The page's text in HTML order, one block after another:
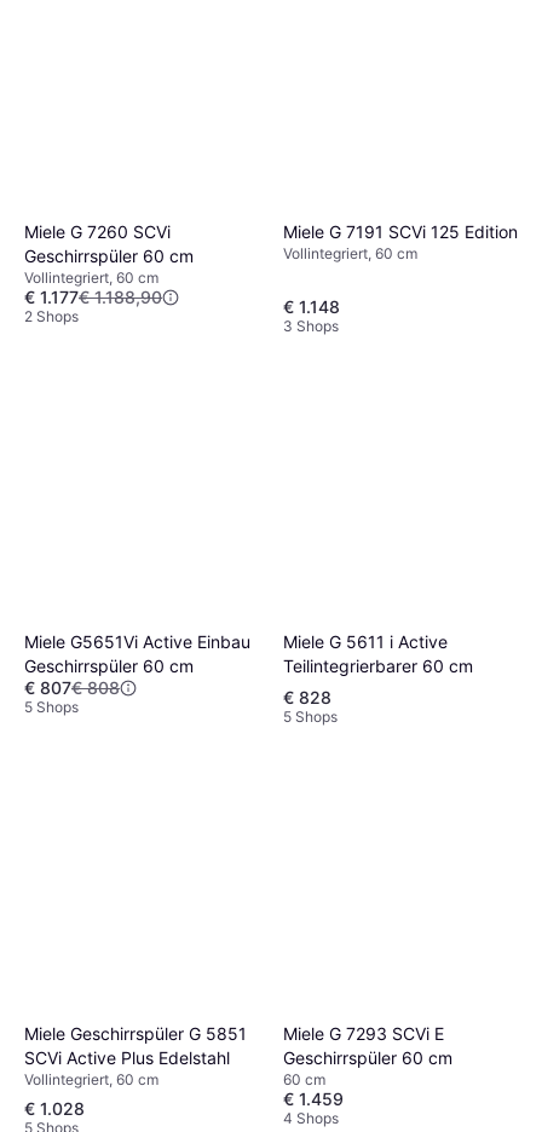
Miele G 7260 SCVi
Geschirrspüler 60 cm
Vollintegriert, 60 cm
€ 1.177€ 1.188,90
2 Shops
Miele G 7191 SCVi 125 Edition
Vollintegriert, 60 cm
€ 1.148
3 Shops
Miele G5651Vi Active Einbau
Geschirrspüler 60 cm
€ 807€ 808
5 Shops
Miele G 5611 i Active
Teilintegrierbarer 60 cm
€ 828
5 Shops
Miele Geschirrspüler G 5851
SCVi Active Plus Edelstahl
Vollintegriert, 60 cm
€ 1.028
5 Shops
Miele G 7293 SCVi E
Geschirrspüler 60 cm
60 cm
€ 1.459
4 Shops